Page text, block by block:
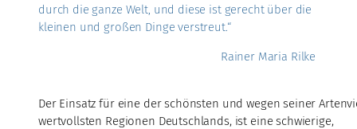
durch die ganze Welt, und diese ist gerecht über die
kleinen und großen Dinge verstreut.“
Rainer Maria Rilke
Der Einsatz für eine der schönsten und wegen seiner
wertvollsten Regionen Deutschlands, ist eine schwierige,